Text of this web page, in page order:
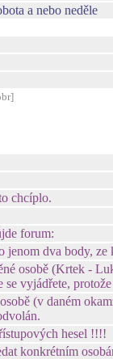
a nebo neděle
chcíplo.
forum:
dva body,
osobě (Krtek -
se vyjádřete,
(v daném
hesel !!!!
konkrétním